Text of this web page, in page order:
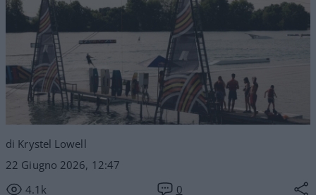
di Krystel Lowell
22 Giugno 2026, 12:47
4.1k
0